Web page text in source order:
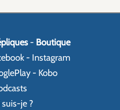
- Boutique
- Instagram
- Kobo
je ?